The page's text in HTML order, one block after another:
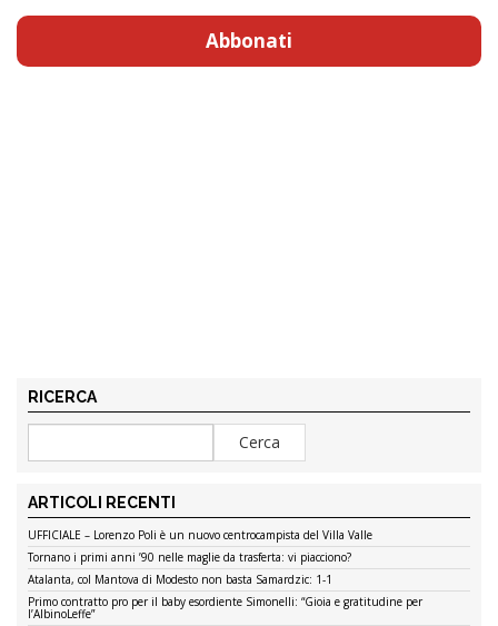
Abbonati
RICERCA
ARTICOLI RECENTI
UFFICIALE – Lorenzo Poli è un nuovo centrocampista del Villa Valle
Tornano i primi anni ’90 nelle maglie da trasferta: vi piacciono?
Atalanta, col Mantova di Modesto non basta Samardzic: 1-1
Primo contratto pro per il baby esordiente Simonelli: “Gioia e gratitudine per
l’AlbinoLeffe”